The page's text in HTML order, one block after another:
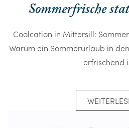
Sommerfrische
Coolcation in Mittersill:
Warum ein Sommerurlaub in
erfrischend